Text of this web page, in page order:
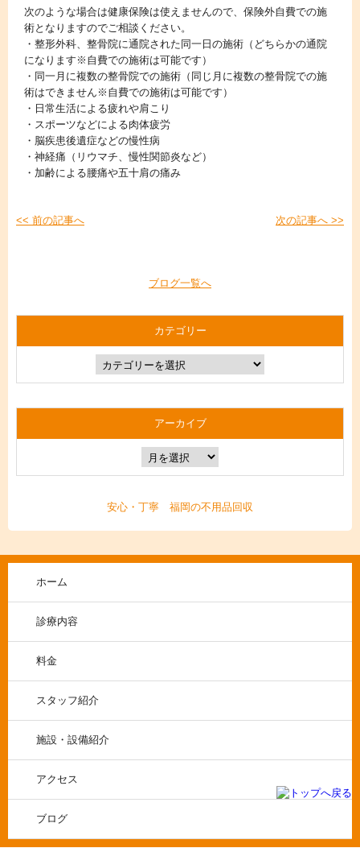
次のような場合は健康保険は使えませんので、保険外自費での施
術となりますのでご相談ください。
・整形外科、整骨院に通院された同一日の施術（どちらかの通院
になります※自費での施術は可能です）
・同一月に複数の整骨院での施術（同じ月に複数の整骨院での施
術はできません※自費での施術は可能です）
・日常生活による疲れや肩こり
・スポーツなどによる肉体疲労
・脳疾患後遺症などの慢性病
・神経痛（リウマチ、慢性関節炎など）
・加齢による腰痛や五十肩の痛み
<< 前の記事へ 次の記事へ >>
ブログ一覧へ
カテゴリー
アーカイブ
安心・丁寧 福岡の不用品回収
ホーム
診療内容
料金
スタッフ紹介
施設・設備紹介
アクセス
ブログ